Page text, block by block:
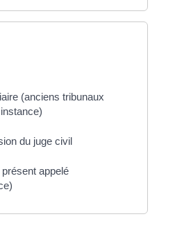
(anciens tribunaux
du juge civil
appelé